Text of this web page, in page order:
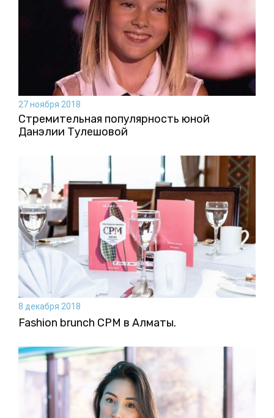
27 ноября 2018
Стремительная популярность юной
Данэлии Тулешовой
8 декабря 2018
Fashion brunch CPM в Алматы.